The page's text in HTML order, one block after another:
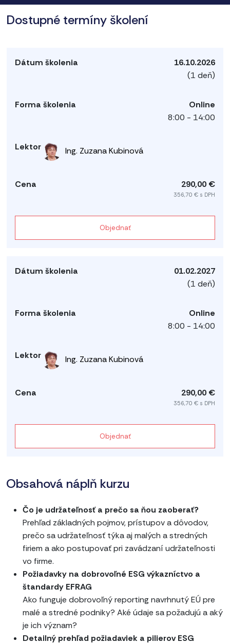
Dostupné termíny školení
16.10.2026
(1 deň)
Online
8:00 - 14:00
Ing. Zuzana Kubinová
290,00 €
356,70 € s DPH
Objednať
01.02.2027
(1 deň)
Online
8:00 - 14:00
Ing. Zuzana Kubinová
290,00 €
356,70 € s DPH
Objednať
Obsahová náplň kurzu
Čo je udržateľnosť a prečo sa ňou zaoberať?
Prehľad základných pojmov, prístupov a dôvodov,
prečo sa udržateľnosť týka aj malých a stredných
firiem a ako postupovať pri zavádzaní udržateľnosti
vo firme.
Požiadavky na dobrovoľné ESG výkazníctvo a
štandardy EFRAG
Ako funguje dobrovoľný reporting navrhnutý EÚ pre
malé a stredné podniky? Aké údaje sa požadujú a aký
je ich význam?
Detailný prehľad požiadaviek a pilierov ESG